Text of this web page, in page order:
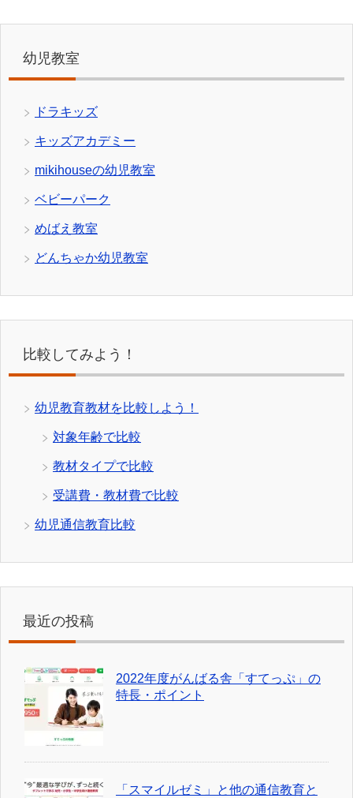
幼児教室
ドラキッズ
キッズアカデミー
mikihouseの幼児教室
ベビーパーク
めばえ教室
どんちゃか幼児教室
比較してみよう！
幼児教育教材を比較しよう！
対象年齢で比較
教材タイプで比較
受講費・教材費で比較
幼児通信教育比較
最近の投稿
2022年度がんばる舎「すてっぷ」の
特長・ポイント
「スマイルゼミ」と他の通信教育と